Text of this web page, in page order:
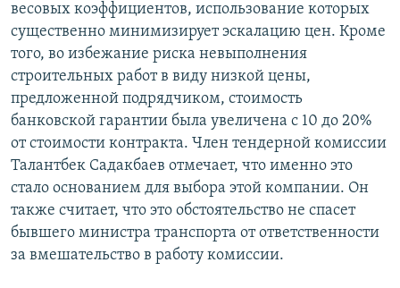
весовых коэффициентов, использование которых
существенно минимизирует эскалацию цен. Кроме
того, во избежание риска невыполнения
строительных работ в виду низкой цены,
предложенной подрядчиком, стоимость
банковской гарантии была увеличена с 10 до 20%
от стоимости контракта. Член тендерной комиссии
Талантбек Садакбаев отмечает, что именно это
стало основанием для выбора этой компании. Он
также считает, что это обстоятельство не спасет
бывшего министра транспорта от ответственности
за вмешательство в работу комиссии.